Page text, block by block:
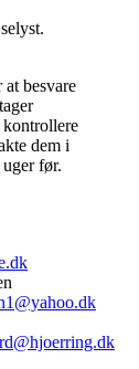
besvare
kontrollere
dem i
før.